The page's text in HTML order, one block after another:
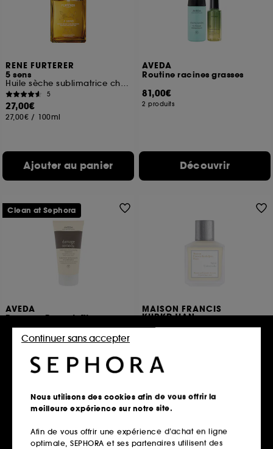
RENE FURTERER
5 sens
Huile sèche sublimatrice cheveux et corps
5
27,00€
27,00€ / 100ml
Ajouter au panier
AVEDA
Routine racines grasses
81,00€
2 produits
Découvrir
AVEDA
Damage Remedy™
Masque Réparateur Profond Cheveux Abîmés
36
/100ml
Ajouter au panier
Clean at Sephora
MAISON FRANCIS
KURKDJIAN
Aqua Universalis
114,29€
Ajouter au panier
Nous utilisons des cookies afin de vous offrir la
meilleure expérience sur notre site.
Afin de vous offrir une expérience d’achat en ligne
optimale, SEPHORA et ses partenaires utilisent des
Continuer sans accepter